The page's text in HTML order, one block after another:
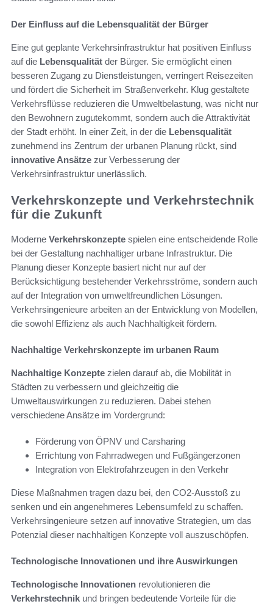
Der Einfluss auf die Lebensqualität der Bürger
Eine gut geplante Verkehrsinfrastruktur hat positiven Einfluss
auf die Lebensqualität der Bürger. Sie ermöglicht einen
besseren Zugang zu Dienstleistungen, verringert Reisezeiten
und fördert die Sicherheit im Straßenverkehr. Klug gestaltete
Verkehrsflüsse reduzieren die Umweltbelastung, was nicht nur
den Bewohnern zugutekommt, sondern auch die Attraktivität
der Stadt erhöht. In einer Zeit, in der die Lebensqualität
zunehmend ins Zentrum der urbanen Planung rückt, sind
innovative Ansätze zur Verbesserung der
Verkehrsinfrastruktur unerlässlich.
Verkehrskonzepte und Verkehrstechnik
für die Zukunft
Moderne Verkehrskonzepte spielen eine entscheidende Rolle
bei der Gestaltung nachhaltiger urbane Infrastruktur. Die
Planung dieser Konzepte basiert nicht nur auf der
Berücksichtigung bestehender Verkehrsströme, sondern auch
auf der Integration von umweltfreundlichen Lösungen.
Verkehrsingenieure arbeiten an der Entwicklung von Modellen,
die sowohl Effizienz als auch Nachhaltigkeit fördern.
Nachhaltige Verkehrskonzepte im urbanen Raum
Nachhaltige Konzepte zielen darauf ab, die Mobilität in
Städten zu verbessern und gleichzeitig die
Umweltauswirkungen zu reduzieren. Dabei stehen
verschiedene Ansätze im Vordergrund:
Förderung von ÖPNV und Carsharing
Errichtung von Fahrradwegen und Fußgängerzonen
Integration von Elektrofahrzeugen in den Verkehr
Diese Maßnahmen tragen dazu bei, den CO2-Ausstoß zu
senken und ein angenehmeres Lebensumfeld zu schaffen.
Verkehrsingenieure setzen auf innovative Strategien, um das
Potenzial dieser nachhaltigen Konzepte voll auszuschöpfen.
Technologische Innovationen und ihre Auswirkungen
Technologische Innovationen revolutionieren die
Verkehrstechnik und bringen bedeutende Vorteile für die